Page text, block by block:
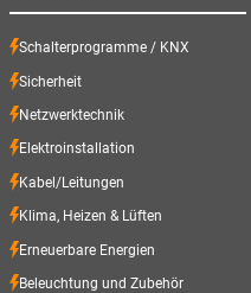
Schalterprogramme / KNX
Sicherheit
Netzwerktechnik
Elektroinstallation
Kabel/Leitungen
Klima, Heizen & Lüften
Erneuerbare Energien
Beleuchtung und Zubehör